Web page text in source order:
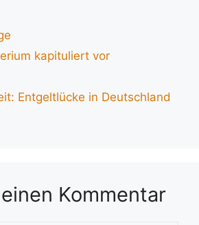
kapituliert vor
Entgeltlücke in Deutschland
Kommentar